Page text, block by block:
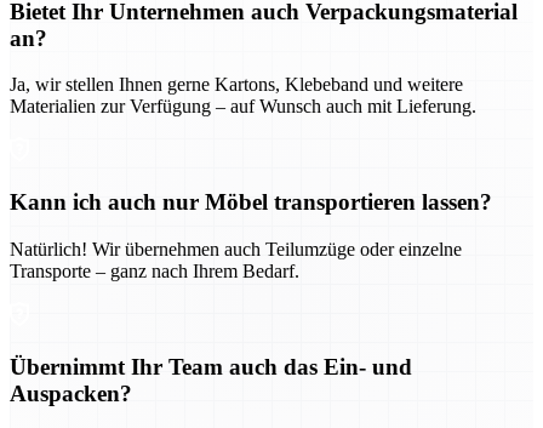
Bietet Ihr Unternehmen auch Verpackungsmaterial
an?
Ja, wir stellen Ihnen gerne Kartons, Klebeband und weitere
Materialien zur Verfügung – auf Wunsch auch mit Lieferung.
Kann ich auch nur Möbel transportieren lassen?
Natürlich! Wir übernehmen auch Teilumzüge oder einzelne
Transporte – ganz nach Ihrem Bedarf.
Übernimmt Ihr Team auch das Ein- und
Auspacken?